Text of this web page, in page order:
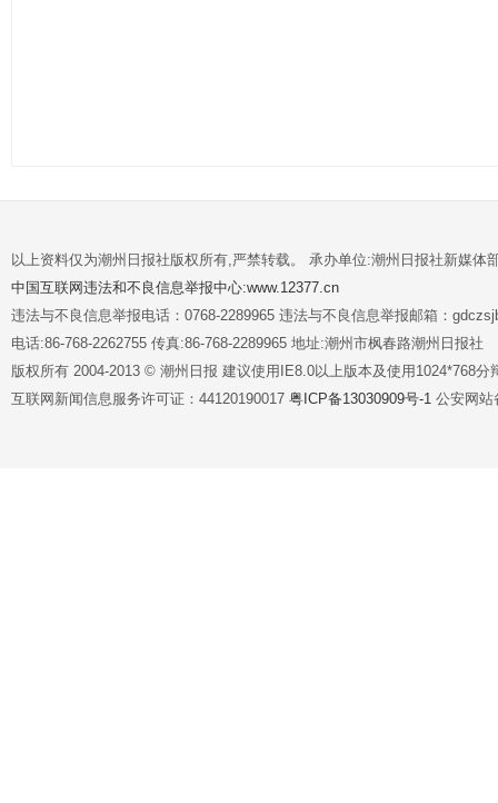
以上资料仅为潮州日报社版权所有,严禁转载。 承办单位:潮州日报社新媒体
中国互联网违法和不良信息举报中心:www.12377.cn
违法与不良信息举报电话：0768-2289965 违法与不良信息举报邮箱：
电话:86-768-2262755 传真:86-768-2289965 地址:潮州市枫春路潮州日报社
版权所有 2004-2013 © 潮州日报 建议使用IE8.0以上版本及使用1024*768分
互联网新闻信息服务许可证：44120190017 粤ICP备13030909号-1 公安网站